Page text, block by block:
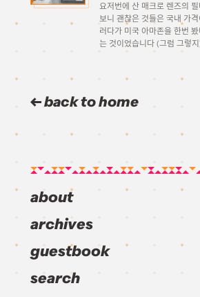
요저번에 산 매크로 렌즈의
보니 괜찮은 것들은 국내 가
러다가 미국 아마존을 한번
는 것이었습니다 (그럼 그렇
4월 초에 […]
back to home
about
archives
guestbook
search